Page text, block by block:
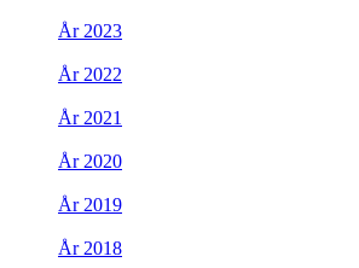
År 2023
År 2022
År 2021
År 2020
År 2019
År 2018